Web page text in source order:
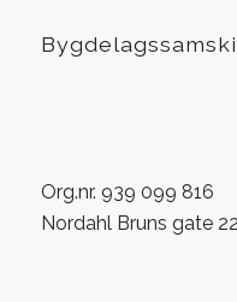
Org.nr. 939 099 816
Nordahl Bruns gate